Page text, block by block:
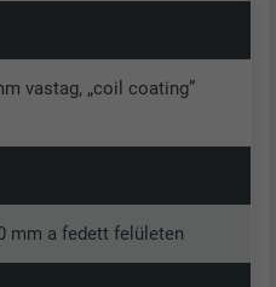
vastag, „coil coating”
mm a fedett felületen